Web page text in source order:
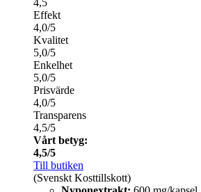
4,5
Effekt
4,0/5
Kvalitet
5,0/5
Enkelhet
5,0/5
Prisvärde
4,0/5
Transparens
4,5/5
Vårt betyg:
4,5/5
Till butiken
(Svenskt Kosttillskott)